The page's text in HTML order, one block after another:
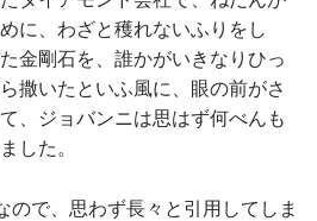
に、わざと穫れないふりをし
金剛石を、誰かがいきなりひっ
撒いたといふ風に、眼の前がさ
、ジョバンニは思はず何べんも
した。
で、思わず長々と引用してしま